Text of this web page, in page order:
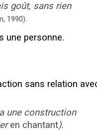
goût, sans rien
1990).
une personne.
sans relation
une construction
en chantant).